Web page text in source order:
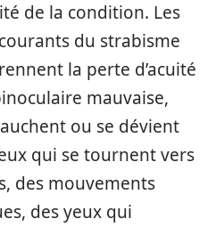
de la condition. Les
du strabisme
la perte d’acuité
mauvaise,
ou se dévient
qui se tournent vers
des mouvements
des yeux qui